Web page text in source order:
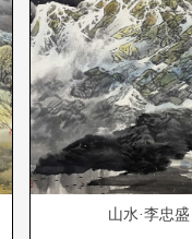
山水·李忠盛